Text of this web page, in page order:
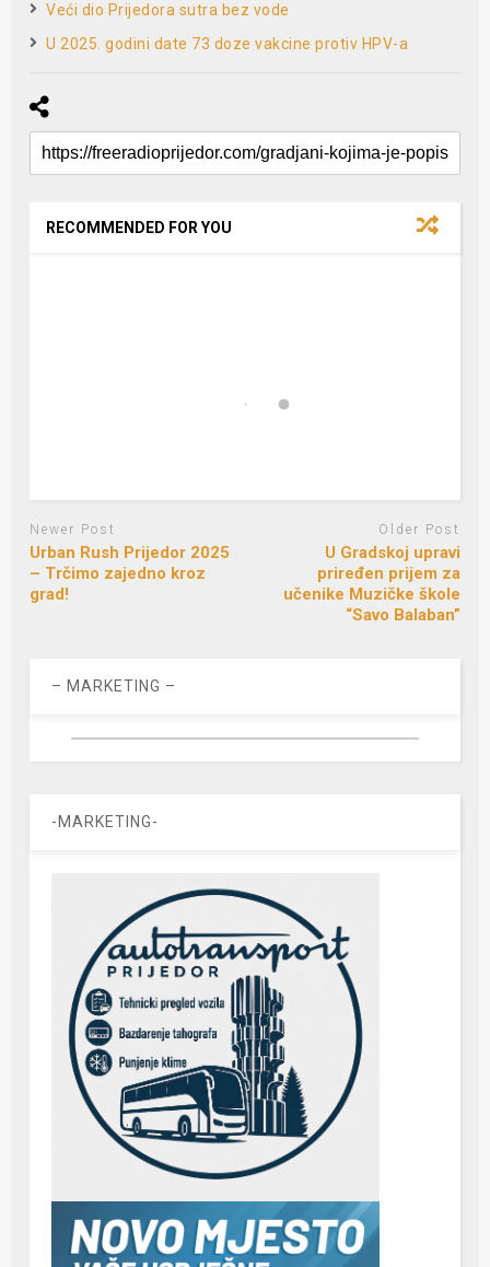
Veći dio Prijedora sutra bez vode
U 2025. godini date 73 doze vakcine protiv HPV-a
RECOMMENDED FOR YOU
Newer Post
Urban Rush Prijedor 2025
– Trčimo zajedno kroz
grad!
Older Post
U Gradskoj upravi
priređen prijem za
učenike Muzičke škole
“Savo Balaban”
– MARKETING –
-MARKETING-